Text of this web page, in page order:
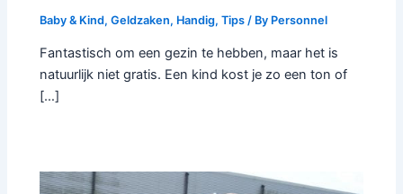
Baby & Kind,Geldzaken, Handig,Tips / By Personnel
Fantastisch om een gezin te hebben, maar het is
natuurlijk niet gratis. Een kind kost je zo een ton of
[…]